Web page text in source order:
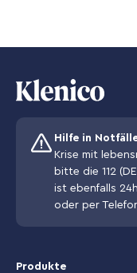
Hilfe in
Krise mit
bitte die 112
ist ebenfalls
oder per
Produkte